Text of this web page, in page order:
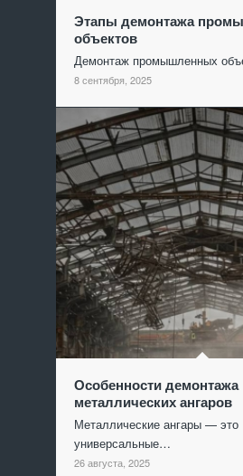
Этапы демонтажа
объектов
Демонтаж промышленных
8 сентября, 2025
Особенности демонтажа
металлических ангаров
Металлические ангары — это
универсальные…
26 августа, 2025